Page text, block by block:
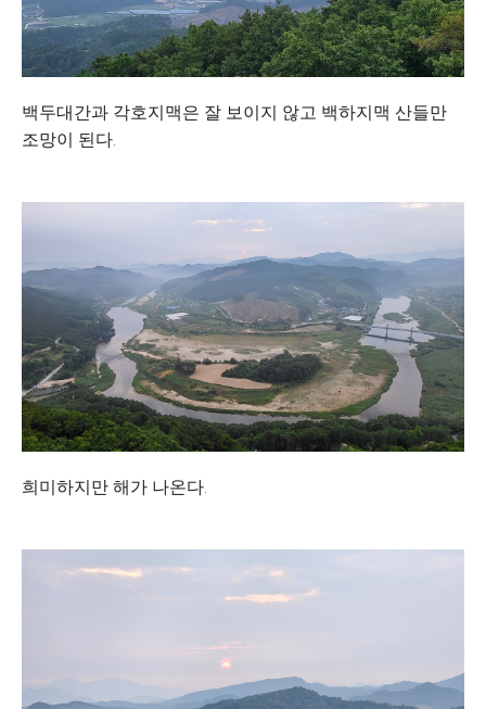
백두대간과 각호지맥은 잘 보이지 않고 백하지맥 산들만
조망이 된다.
희미하지만 해가 나온다.